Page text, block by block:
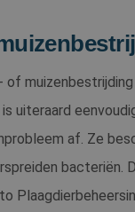
- of
uiteraard
af. Ze
bacteriën.